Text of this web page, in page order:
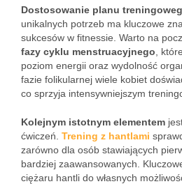
Dostosowanie planu
unikalnych potrzeb ma kluczowe
sukcesów w fitnessie. Warto na
fazy cyklu menstruacyjnego ,
poziom energii oraz wydolność
fazie folikularnej wiele kobiet
co sprzyja intensywniejszym
Kolejnym istotnym elementem
ćwiczeń. Trening z hantlami
zarówno dla osób stawiających
bardziej zaawansowanych.
ciężaru hantli do własnych